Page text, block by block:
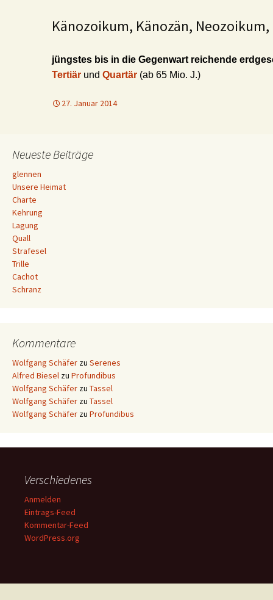
Känozoikum, Känozän,
jüngstes bis in die Gegenwart reichende
Tertiär und Quartär (ab 65 Mio. J.)
27. Januar 2014
Neueste Beiträge
glennen
Unsere Heimat
Charte
Kehrung
Lagung
Quall
Strafesel
Trille
Cachot
Schranz
Kommentare
Wolfgang Schäfer zu Serenes
Alfred Biesel zu Profundibus
Wolfgang Schäfer zu Tassel
Wolfgang Schäfer zu Tassel
Wolfgang Schäfer zu Profundibus
Verschiedenes
Anmelden
Eintrags-Feed
Kommentar-Feed
WordPress.org